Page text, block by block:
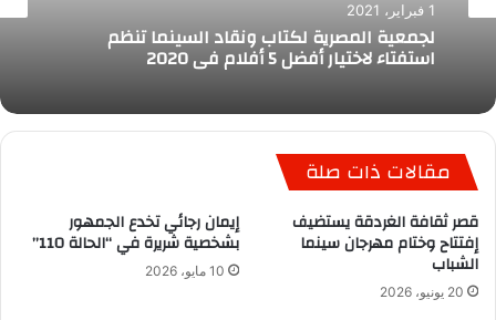
1 فبراير، 2021
لجمعية المصرية لكتاب ونقاد السينما تنظم
استفتاء لاختيار أفضل 5 أفلام في 2020
مقالات ذات صلة
قصر ثقافة الغردقة يستضيف
إفتتاح وختام مهرجان سينما
الشباب
20 يونيو، 2026
إيمان رجائي تخدع الجمهور
بشخصية شريرة في “الحالة 110”
10 مايو، 2026